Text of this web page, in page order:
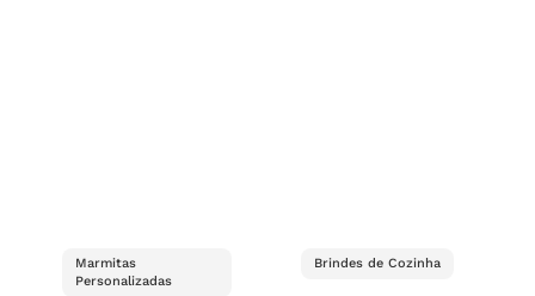
Marmitas
Personalizadas
Brindes de Cozinha